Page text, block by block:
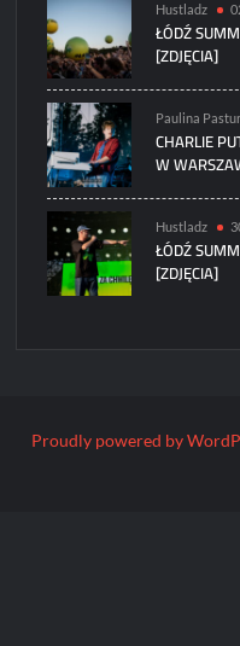
Hustladz
ŁÓDŹ
[ZDJĘCIA]
Paulina
CHARLIE
W
Hustladz
ŁÓDŹ
[ZDJĘCIA]
Proudly powered by